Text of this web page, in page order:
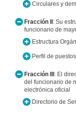
Circulares y
Fracción II : Su
funcionario de
Estructura
Perfil de puestos
Fracción III : El
del funcionario de
electrónica oficial
Directorio de